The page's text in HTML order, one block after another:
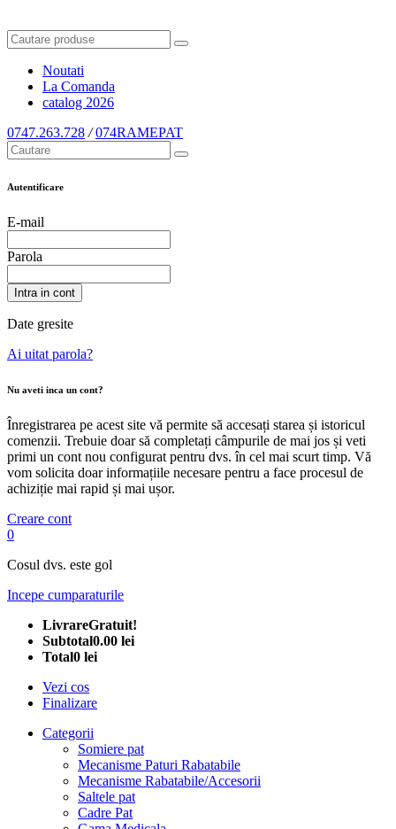
Noutati
La Comanda
catalog 2026
0747.263.728 / 074RAMEPAT
Autentificare
E-mail
Parola
Intra in cont
Date gresite
Ai uitat parola?
Nu aveti inca un cont?
Înregistrarea pe acest site vă permite să accesați starea și istoricul
comenzii. Trebuie doar să completați câmpurile de mai jos și veti
primi un cont nou configurat pentru dvs. în cel mai scurt timp. Vă
vom solicita doar informațiile necesare pentru a face procesul de
achiziție mai rapid și mai ușor.
Creare cont
0
Cosul dvs. este gol
Incepe cumparaturile
LivrareGratuit!
Subtotal0.00 lei
Total0 lei
Vezi cos
Finalizare
Categorii
Somiere pat
Mecanisme Paturi Rabatabile
Mecanisme Rabatabile/Accesorii
Saltele pat
Cadre Pat